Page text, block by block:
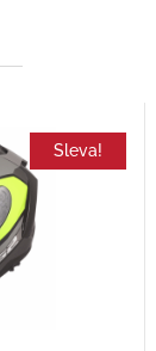
Sleva!